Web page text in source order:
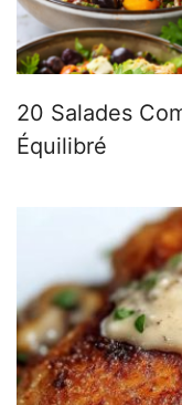
20 Salades
Équilibré